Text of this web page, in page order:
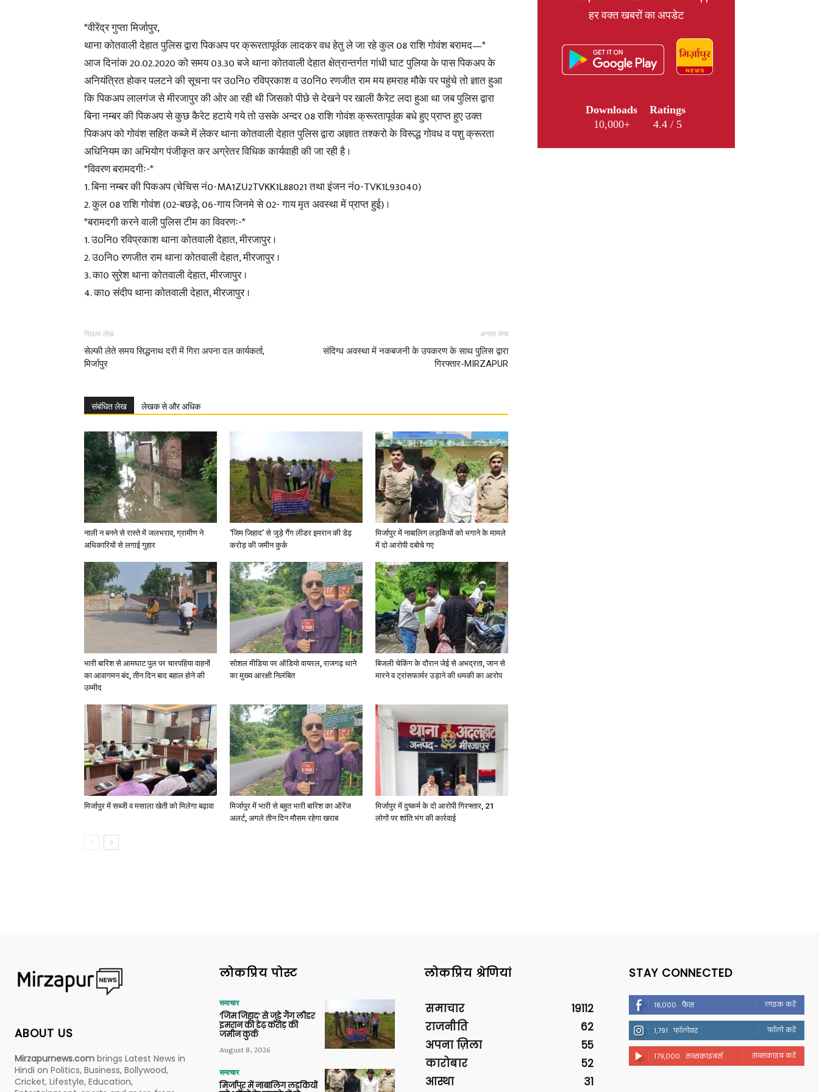
News,
Today
Hindi
News
Paper
*वीरेंद्र गुप्ता मिर्जापुर,
थाना कोतवाली देहात पुलिस द्वारा पिकअप पर क्रूरतापूर्वक लादकर वध हेतु ले जा रहे कुल 08 राशि गोवंश बरामद—*
आज दिनांक 20.02.2020 को समय 03.30 बजे थाना कोतवाली देहात क्षेत्रान्तर्गत गांधी घाट पुलिया के पास पिकअप के
अनियंत्रित होकर पलटने की सूचना पर उ0नि0 रविप्रकाश व उ0नि0 रणजीत राम मय हमराह मौके पर पहुंचे तो ज्ञात हुआ
कि पिकअप लालगंज से मीरजापुर की ओर आ रही थी जिसको पीछे से देखने पर खाली कैरेट लदा हुआ था जब पुलिस द्वारा
बिना नम्बर की पिकअप से कुछ कैरेट हटाये गये तो उसके अन्दर 08 राशि गोवंश क्रूरतापूर्वक बधे हुए प्राप्त हुए उक्त
पिकअप को गोवंश सहित कब्जे में लेकर थाना कोतवाली देहात पुलिस द्वारा अज्ञात तश्करो के विरूद्ध गोवध व पशु क्रूरता
अधिनियम का अभियोग पंजीकृत कर अग्रेतर विधिक कार्यवाही की जा रही है ।
*विवरण बरामदगीः-*
1. बिना नम्बर की पिकअप (चेचिस नं0-MA1ZU2TVKK1L88021 तथा इंजन नं0-TVK1L93040)
2. कुल 08 राशि गोवंश (02-बछड़े, 06-गाय जिनमे से 02- गाय मृत अवस्था में प्राप्त हुई) ।
*बरामदगी करने वाली पुलिस टीम का विवरणः-*
1. उ0नि0 रविप्रकाश थाना कोतवाली देहात, मीरजापुर ।
2. उ0नि0 रणजीत राम थाना कोतवाली देहात, मीरजापुर ।
3. का0 सुरेश थाना कोतवाली देहात, मीरजापुर ।
4. का0 संदीप थाना कोतवाली देहात, मीरजापुर ।
पिछला लेख
सेल्फी लेते समय सिद्धनाथ दरी में गिरा अपना दल कार्यकर्ता,
मिर्जापुर
अगला लेख
संदिग्ध अवस्था में नकबजनी के उपकरण के साथ पुलिस द्वारा
गिरफ्तार-MIRZAPUR
संबंधित लेख लेखक से और अधिक
नाली न बनने से रास्ते में जलभराव, ग्रामीण ने
अधिकारियों से लगाई गुहार
‘जिम जिहाद’ से जुड़े गैंग लीडर इमरान की डेढ़
करोड़ की जमीन कुर्क
मिर्जापुर में नाबालिग लड़कियों को भगाने के मामले
में दो आरोपी दबोचे गए
भारी बारिश से आमघाट पुल पर चारपहिया वाहनों
का आवागमन बंद, तीन दिन बाद बहाल होने की
उम्मीद
सोशल मीडिया पर ऑडियो वायरल, राजगढ़ थाने
का मुख्य आरक्षी निलंबित
बिजली चेकिंग के दौरान जेई से अभद्रता, जान से
मारने व ट्रांसफार्मर उड़ाने की धमकी का आरोप
मिर्जापुर में सब्जी व मसाला खेती को मिलेगा बढ़ावा
मिर्जापुर में भारी से बहुत भारी बारिश का ऑरेंज
अलर्ट, अगले तीन दिन मौसम रहेगा खराब
मिर्जापुर में दुष्कर्म के दो आरोपी गिरफ्तार, 21
लोगों पर शांति भंग की कार्रवाई
हर वक्त खबरों का अपडेट
Downloads
10,000+
Ratings
4.4 / 5
ABOUT US
Mirzapurnews.com brings Latest News in
Hindi on Politics, Business, Bollywood,
Cricket, Lifestyle, Education,
लोकप्रिय पोस्ट
समाचार
‘जिम जिहाद’ से जुड़े गैंग लीडर
इमरान की डेढ़ करोड़ की
जमीन कुर्क
August 8, 2026
समाचार
मिर्जापुर में नाबालिग लड़कियों
लोकप्रिय श्रेणियां
समाचार
19112
राजनीति
62
अपना ज़िला
55
कारोबार
52
आस्था
31
STAY CONNECTED
18,000 फैंस लाइक करें
1,791 फॉलोवर फॉलो करें
179,000 सब्सक्राइबर्स सब्सक्राइब करें